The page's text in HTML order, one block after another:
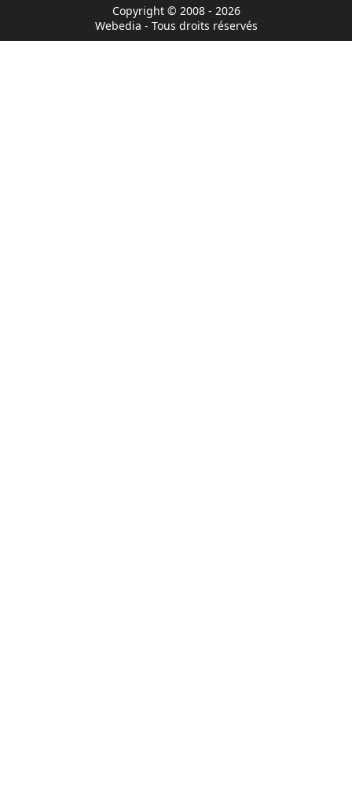
Copyright © 2008 - 2026
Webedia - Tous droits réservés